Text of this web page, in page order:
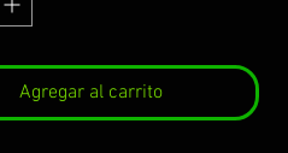
Agregar al carrito